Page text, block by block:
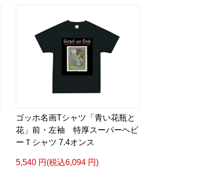
ゴッホ名画Tシャツ「青い花瓶と
花」前・左袖 特厚スーパーヘビ
ーＴシャツ 7.4オンス
5,540 円(税込6,094 円)